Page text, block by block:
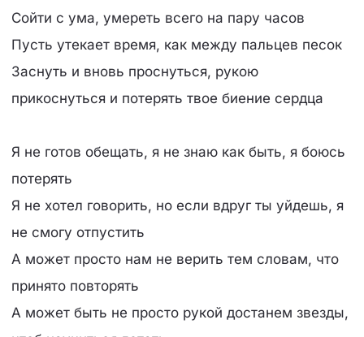
Сойти с ума, умереть всего на пару часов
Пусть утекает время, как между пальцев песок
Заснуть и вновь проснуться, рукою
прикоснуться и потерять твое биение сердца
Я не готов обещать, я не знаю как быть, я боюсь
потерять
Я не хотел говорить, но если вдруг ты уйдешь, я
не смогу отпустить
А может просто нам не верить тем словам, что
принято повторять
А может быть не просто рукой достанем звезды,